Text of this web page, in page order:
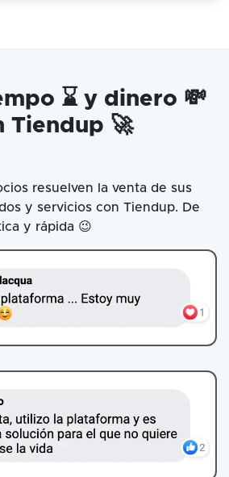
⌛ y dinero 💸
Tiendup 🚀
resuelven la venta de sus
y servicios con Tiendup. De
y rápida 😉